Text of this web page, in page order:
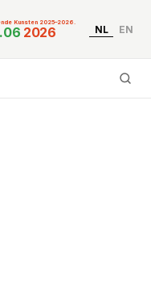
Kunsten 2025–2026.
2026 NL EN